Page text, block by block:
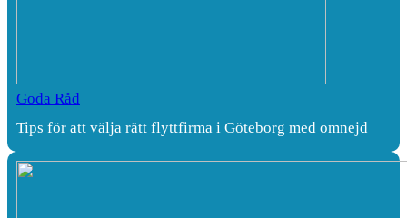
Goda Råd
Tips för att välja rätt flyttfirma i Göteborg med omnejd